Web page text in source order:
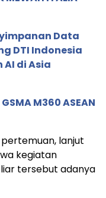
Data
DTI Indonesia
AI di Asia
M360 ASEAN
lanjut
kegiatan
tersebut adanya